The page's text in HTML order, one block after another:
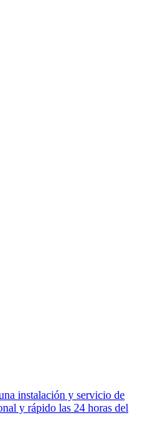
instalación y servicio de
y rápido las 24 horas del